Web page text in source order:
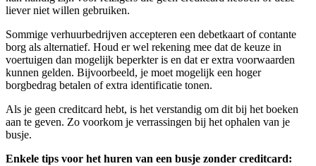
liever niet willen gebruiken.
Sommige verhuurbedrijven accepteren een debetkaart of contante
borg als alternatief. Houd er wel rekening mee dat de keuze in
voertuigen dan mogelijk beperkter is en dat er extra voorwaarden
kunnen gelden. Bijvoorbeeld, je moet mogelijk een hoger
borgbedrag betalen of extra identificatie tonen.
Als je geen creditcard hebt, is het verstandig om dit bij het boeken
aan te geven. Zo voorkom je verrassingen bij het ophalen van je
busje.
Enkele tips voor het huren van een busje zonder creditcard: